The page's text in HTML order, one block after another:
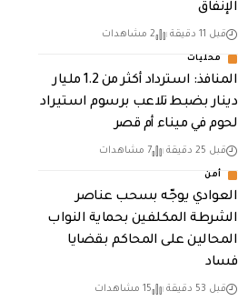
الإنفاق
قبل 11 دقيقة 2 مشاهدات
محليات
المنافذ: استرداد أكثر من 1.2 مليار
دينار بضبط تلاعب برسوم استيراد
لحوم في ميناء أم قصر
قبل 25 دقيقة 7 مشاهدات
أمن
العوادي يوجّه بسحب عناصر
الشرطة المكلفين بحماية النواب
المحالين على المحاكم بقضايا
فساد
قبل 53 دقيقة 15 مشاهدات